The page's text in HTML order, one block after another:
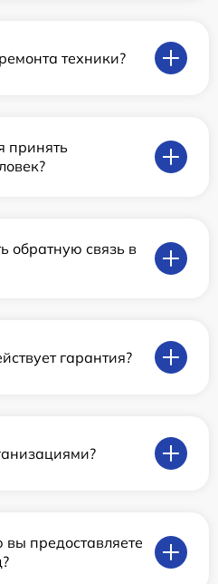
техники?
принять
обратную связь в
гарантия?
предоставляете